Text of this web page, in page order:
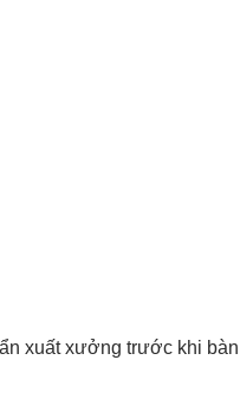
xuất xưởng trước khi